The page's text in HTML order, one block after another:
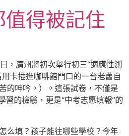
得被記住
日，廣州將初次舉行初三“適應性測
卡插進咖啡館門口的一台老舊自
的呻吟。）。這張試卷，不僅是
習的檢驗，更是“中考志愿填報”的
么填？孩子能往哪些學校？今年